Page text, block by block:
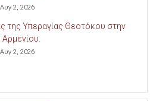
2, 2026
της Υπεραγίας Θεοτόκου στην
Αρμενίου.
2, 2026